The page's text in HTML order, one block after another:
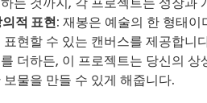
적 표현: 재봉은 예술의 한 형태
표현할 수 있는 캔버스를 제공합니
더하든, 이 프로젝트는 당신의
보물을 만들 수 있게 해줍니다.